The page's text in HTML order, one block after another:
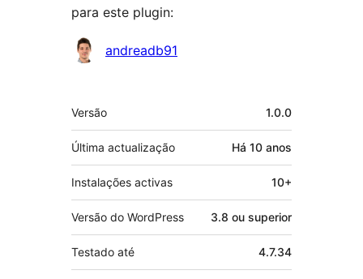
para este plugin:
Contribuidores
andreadb91
Metadados
Versão 1.0.0
Última actualização Há 10 anos
Instalações activas 10+
Versão do WordPress 3.8 ou superior
Testado até 4.7.34